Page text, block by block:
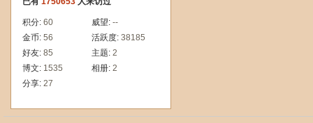
积分: 60 威望: --
金币: 56 活跃度: 38185
好友: 85 主题: 2
博文: 1535 相册: 2
分享: 27